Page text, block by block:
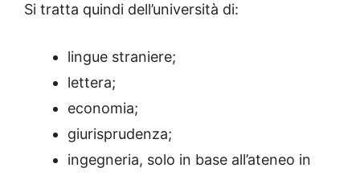
Si tratta quindi dell’università di:
lingue straniere;
lettera;
economia;
giurisprudenza;
ingegneria, solo in base all’ateneo in